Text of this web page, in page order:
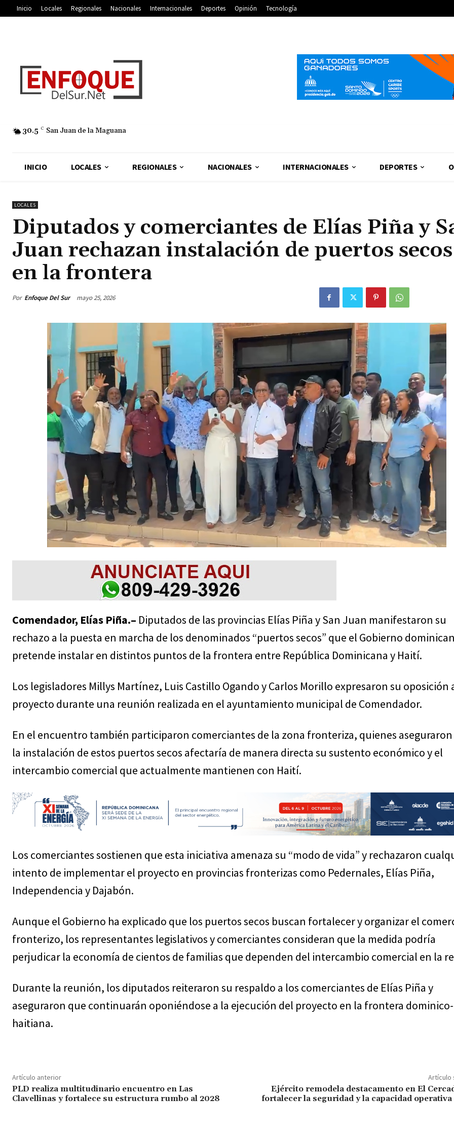
Inicio Locales Regionales Nacionales Internacionales Deportes Opinión Tecnología
30.5 C San Juan de la Maguana
INICIO LOCALES REGIONALES NACIONALES INTERNACIONALES DEPORTES
LOCALES
Diputados y comerciantes de Elías Piña y
Juan rechazan instalación de puertos secos
en la frontera
Por Enfoque Del Sur mayo 25, 2026
Comendador, Elías Piña.– Diputados de las provincias Elías Piña y San Juan manifestaron su
rechazo a la puesta en marcha de los denominados “puertos secos” que el Gobierno
pretende instalar en distintos puntos de la frontera entre República Dominicana y Haití.
Los legisladores Millys Martínez, Luis Castillo Ogando y Carlos Morillo expresaron su oposición
proyecto durante una reunión realizada en el ayuntamiento municipal de Comendador.
En el encuentro también participaron comerciantes de la zona fronteriza, quienes
la instalación de estos puertos secos afectaría de manera directa su sustento económico y el
intercambio comercial que actualmente mantienen con Haití.
Los comerciantes sostienen que esta iniciativa amenaza su “modo de vida” y rechazaron
intento de implementar el proyecto en provincias fronterizas como Pedernales, Elías Piña,
Independencia y Dajabón.
Aunque el Gobierno ha explicado que los puertos secos buscan fortalecer y organizar el
fronterizo, los representantes legislativos y comerciantes consideran que la medida podría
perjudicar la economía de cientos de familias que dependen del intercambio comercial en la
Durante la reunión, los diputados reiteraron su respaldo a los comerciantes de Elías Piña y
aseguraron que continuarán oponiéndose a la ejecución del proyecto en la frontera dominico-
haitiana.
Artículo anterior
PLD realiza multitudinario encuentro en Las
Clavellinas y fortalece su estructura rumbo al 2028
Artículo
Ejército remodela destacamento en El
fortalecer la seguridad y la capacidad operativa